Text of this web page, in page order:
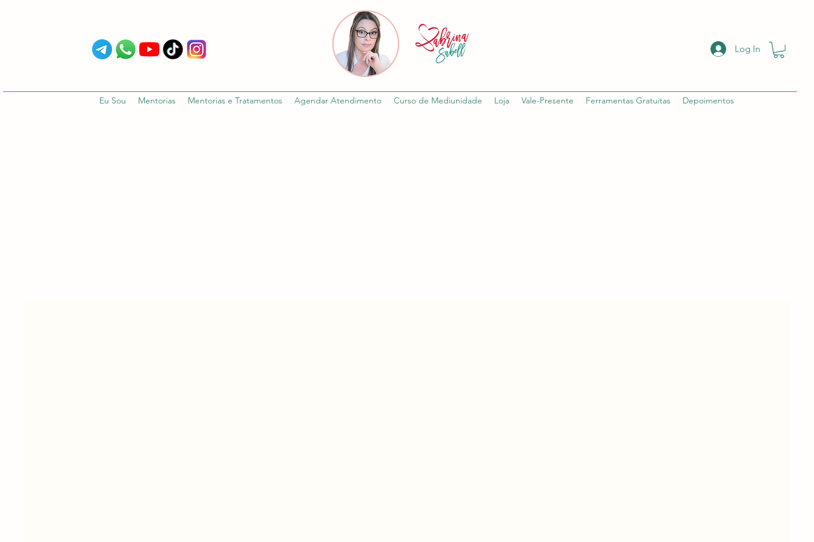
Log In
Eu Sou Mentorias Mentorias e Tratamentos Agendar Atendimento Curso de Mediunidade Loja Vale-Presente Ferramentas Gratuitas Depoimentos